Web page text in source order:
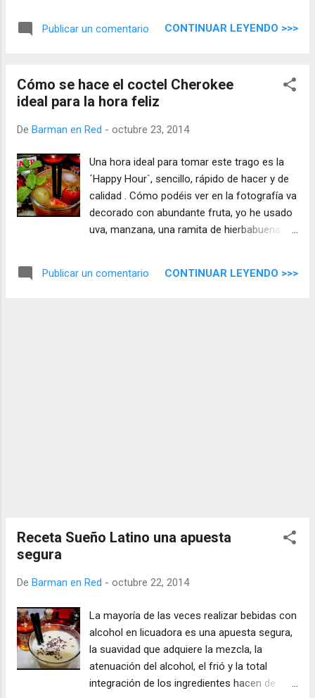
mezcla potente con todo el sabor del Caribe
Publicar un comentario CONTINUAR LEYENDO >>>
Cómo se hace el coctel Cherokee
ideal para la hora feliz
De Barman en Red - octubre 23, 2014
Una hora ideal para tomar este trago es la
´Happy Hour`, sencillo, rápido de hacer y de
calidad . Cómo podéis ver en la fotografía va
decorado con abundante fruta, yo he usado
uva, manzana, una ramita de hierbabuena y
la vez que refresca a cada sorbo, con
Publicar un comentario CONTINUAR LEYENDO >>>
Receta Sueño Latino una apuesta
segura
De Barman en Red - octubre 22, 2014
La mayoría de las veces realizar bebidas con
alcohol en licuadora es una apuesta segura,
la suavidad que adquiere la mezcla, la
atenuación del alcohol, el frió y la total
integración de los ingredientes hacen de